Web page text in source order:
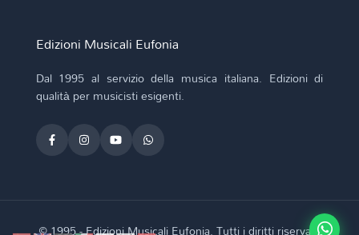
Edizioni Musicali Eufonia
Dal 1995 al servizio della musica italiana. Edizioni di
qualità per musicisti esigenti.
© 1995 - Edizioni Musicali Eufonia. Tutti i diritti riservati.